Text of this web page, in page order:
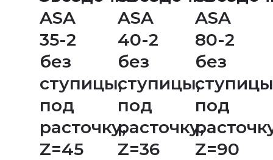
ASA
35-2
без
ступицы,
под
расточку,
Z=45
ASA
40-2
без
ступицы,
под
расточку,
Z=36
ASA
80-2
без
под
Z=90